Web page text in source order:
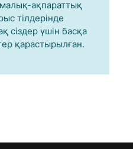
ақпараттық
тілдерінде
сіздер үшін басқа
қарастырылған.